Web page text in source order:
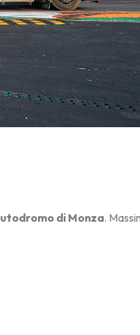
di Monza.